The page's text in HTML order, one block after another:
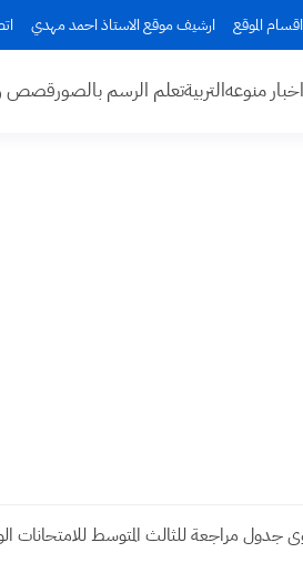
اقسام الموقع ارشيف موقع الاستاذ احمد مهدي
اخبار منوعهالتربيةتعلم الرسم بالصورقصص
جدول مراجعة للثالث المتوسط للامتحانات